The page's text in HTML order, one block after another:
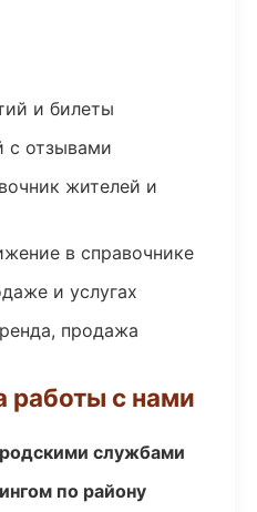
и билеты
с отзывами
жителей и
в справочнике
и услугах
продажа
с нами
службами
по району